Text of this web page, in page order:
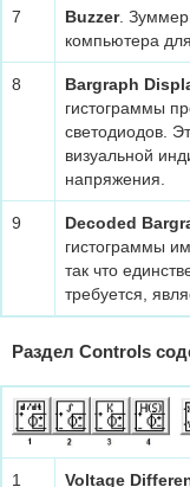
7 Buzzer.
компьютера
8 Bargraph
гистограммы
светодиодов.
визуальной
напряжения.
9 Decoded
гистограммы
так что
требуется,
Раздел Controls
1 Voltage